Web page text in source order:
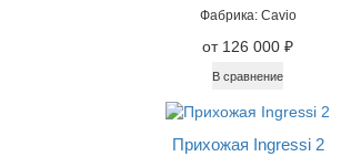
Фабрика: Cavio
от 126 000 ₽
В сравнение
Прихожая Ingressi 2